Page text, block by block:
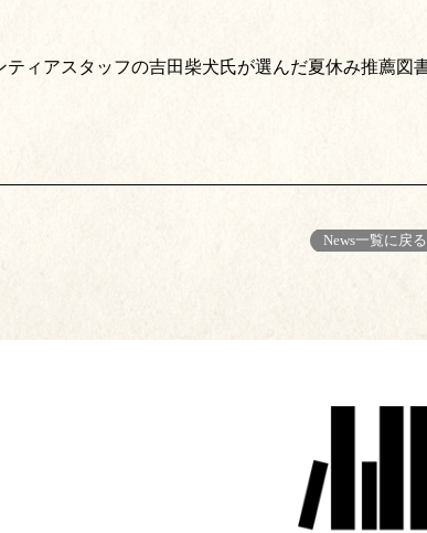
ティアスタッフの吉田柴犬氏が選んだ夏休み推薦図
News一覧に戻る